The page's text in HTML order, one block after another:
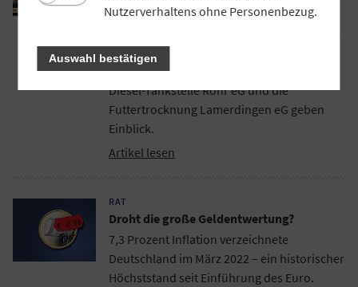
Genossenschaften in Bayern spüren die
wirtschaftlichen Folgen des Ukraine-Kriegs.
Wie gehen sie damit um? Die BÄKO
München Altbayern und Schwaben eG, die
Diesel-Tankstelle Rohr eG und die
Futtertrocknung Lamerdingen eG geben
Einblick.
Artikel lesen
RAT
Droht die große Geldentwertung?
7,3 Prozent Inflation verzeichnete
Deutschland im März 2022 – ein historischer
Höchststand seit Einführung des Euro.
Nutzerverhaltens ohne Personenbezug.
Auswahl bestätigen